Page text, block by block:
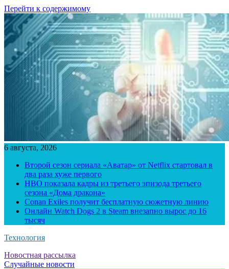
Перейти к содержимому
6 августа, 2026
Второй сезон сериала «Аватар» от Netflix стартовал в
два раза хуже первого
HBO показала кадры из третьего эпизода третьего
сезона «Дома дракона»
Conan Exiles получит бесплатную сюжетную линию
Онлайн Watch Dogs 2 в Steam внезапно вырос до 16
тысяч
Технология
Новостная рассылка
Случайные новости